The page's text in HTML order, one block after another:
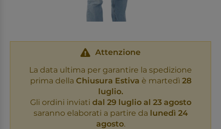
Attenzione
La data ultima per garantire la spedizione
prima della Chiusura Estiva è martedì 28
luglio.
Gli ordini inviati dal 29 luglio al 23 agosto
saranno elaborati a partire da lunedì 24
agosto.